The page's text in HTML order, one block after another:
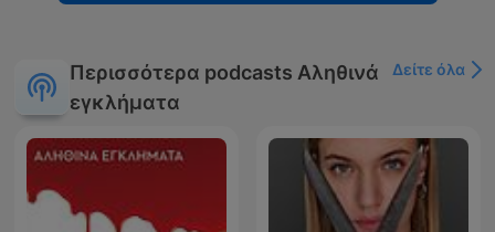
Περισσότερα podcasts Αληθινά
εγκλήματα
Δείτε όλα